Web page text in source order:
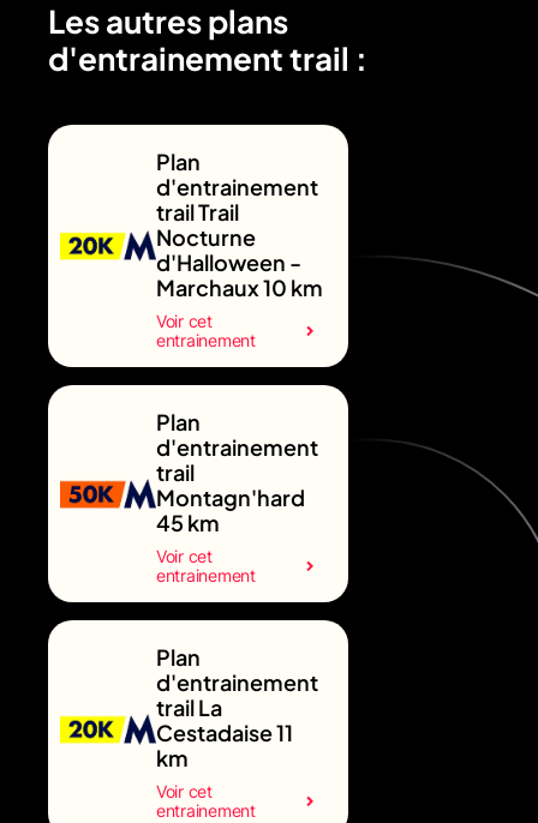
Les autres plans
d'entrainement trail :
Plan
d'entrainement
trail Trail
Nocturne
d'Halloween -
Marchaux 10 km
Voir cet
entrainement
Plan
d'entrainement
trail
Montagn'hard
45 km
Voir cet
entrainement
Plan
d'entrainement
trail La
Cestadaise 11
km
Voir cet
entrainement